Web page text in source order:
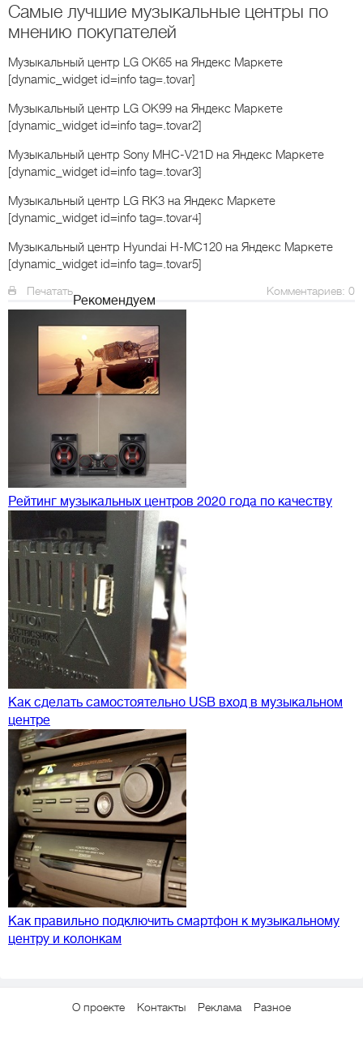
Самые лучшие музыкальные центры по
мнению покупателей
Музыкальный центр LG OK65 на Яндекс Маркете
[dynamic_widget id=info tag=.tovar]
Музыкальный центр LG OK99 на Яндекс Маркете
[dynamic_widget id=info tag=.tovar2]
Музыкальный центр Sony MHC-V21D на Яндекс Маркете
[dynamic_widget id=info tag=.tovar3]
Музыкальный центр LG RK3 на Яндекс Маркете
[dynamic_widget id=info tag=.tovar4]
Музыкальный центр Hyundai H-MC120 на Яндекс Маркете
[dynamic_widget id=info tag=.tovar5]
Печатать Комментариев: 0
Рекомендуем
Рейтинг музыкальных центров 2020 года по качеству
Как сделать самостоятельно USB вход в музыкальном
центре
Как правильно подключить смартфон к музыкальному
центру и колонкам
О проекте Контакты Реклама Разное